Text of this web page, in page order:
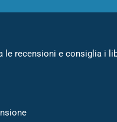
le recensioni e consiglia i